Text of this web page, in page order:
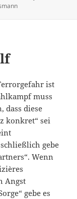
ist
muss
dass diese
konkret“ sei
gebe
Wenn
Angst
gebe es